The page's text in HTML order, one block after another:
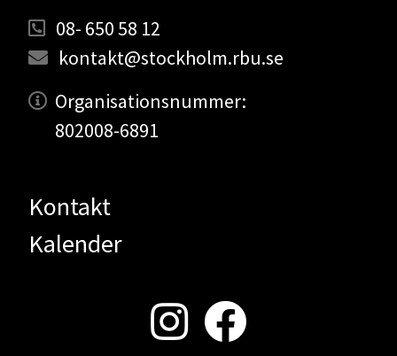
08- 650 58 12
kontakt@stockholm.rbu.se
Organisationsnummer:
802008-6891
Kontakt
Kalender